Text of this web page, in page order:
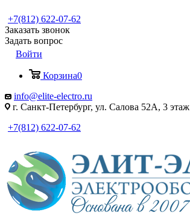
+7(812) 622-07-62
Заказать звонок
Задать вопрос
Войти
Корзина0
info@elite-electro.ru
г. Санкт-Петербург, ул. Салова 52А, 3 этаж
+7(812) 622-07-62